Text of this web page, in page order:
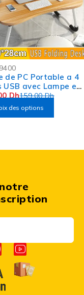
de PC Portable a 4
USB avec Lampe et
159,00Dh
Dh
des options